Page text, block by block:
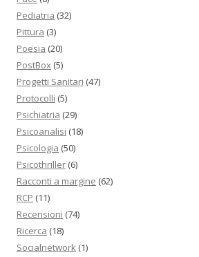
Pediatria (32)
Pittura (3)
Poesia (20)
PostBox (5)
Progetti Sanitari (47)
Protocolli (5)
Psichiatria (29)
Psicoanalisi (18)
Psicologia (50)
Psicothriller (6)
Racconti a margine (62)
RCP (11)
Recensioni (74)
Ricerca (18)
Socialnetwork (1)